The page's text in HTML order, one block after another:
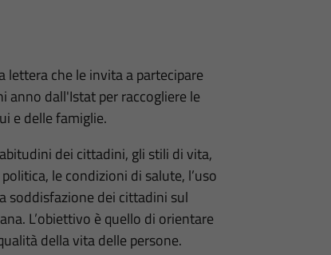
che le invita a partecipare
anno dall'Istat per raccogliere le
e delle famiglie.
dei cittadini, gli stili di vita,
le condizioni di salute, l’uso
soddisfazione dei cittadini sul
L’obiettivo è quello di orientare
della vita delle persone.